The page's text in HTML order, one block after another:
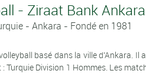
- Ziraat Bank Ankara
- Ankara - Fondé en 1981
basé dans la ville d'Ankara. Il
Division 1 Hommes. Les